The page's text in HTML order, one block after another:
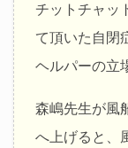
チットチャッ
て頂いた自閉
ヘルパーの立
森嶋先生が風
へ上げると、